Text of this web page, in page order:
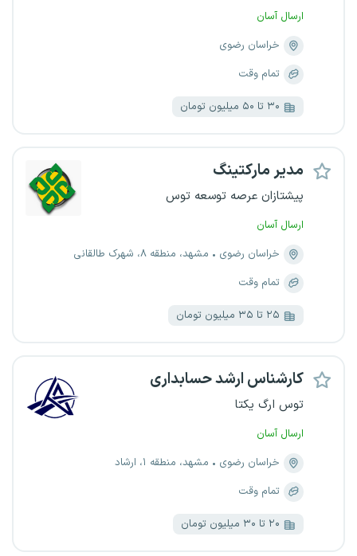
ارسال آسان
خراسان رضوی
تمام وقت
۳۰ تا ۵۰ میلیون تومان
مدیر مارکتینگ
پیشتازان عرصه توسعه توس
ارسال آسان
خراسان رضوی
مشهد، منطقه ۸، شهرک طالقانی
تمام وقت
۲۵ تا ۳۵ میلیون تومان
کارشناس ارشد حسابداری
توس ارگ یکتا
ارسال آسان
خراسان رضوی
مشهد، منطقه ۱، ارشاد
تمام وقت
۲۰ تا ۳۰ میلیون تومان